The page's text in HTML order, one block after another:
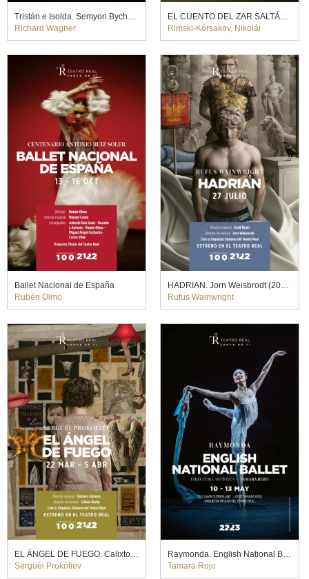
Tristán e Isolda. Semyon Bychkov (2023)
Richard Wagner
EL CUENTO DEL ZAR SALTÁN. Dmitri Tcherniakov (2025)
Rimski-Kórsakov, Nikolái
Ballet Nacional de España
Rubén Olmo
HADRIAN. Jorn Weisbrodt (2022)
Rufus Wainwright
EL ÁNGEL DE FUEGO. Calixto Bieito (2022)
Serguéi Prokófiev
Raymonda. English National Ballet. Gavin Sutherland y Tamara Rojo (2023)
Tamara Rojo